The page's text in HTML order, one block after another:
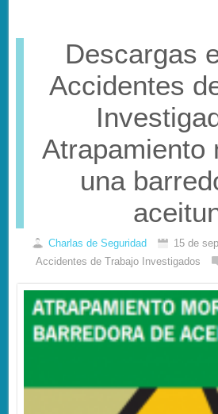
Descargas
Accidentes
Atrapamiento
una
Charlas de Seguridad
15 de
Accidentes de Trabajo Investigados